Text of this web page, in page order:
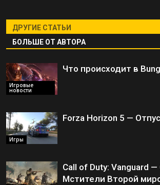
ДРУГИЕ СТАТЬИ
БОЛЬШЕ ОТ АВТОРА
Игровые
новости
Что происходит в
Игры
Forza Horizon 5 —
Call of Duty: Vanguard
Мстители Второй